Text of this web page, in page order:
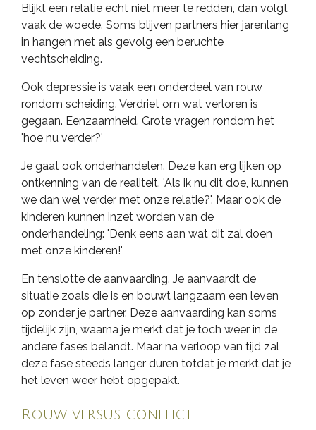
Blijkt een relatie echt niet meer te redden, dan volgt
vaak de woede. Soms blijven partners hier jarenlang
in hangen met als gevolg een beruchte
vechtscheiding.
Ook depressie is vaak een onderdeel van rouw
rondom scheiding. Verdriet om wat verloren is
gegaan. Eenzaamheid. Grote vragen rondom het
'hoe nu verder?'
Je gaat ook onderhandelen. Deze kan erg lijken op
ontkenning van de realiteit. 'Als ik nu dit doe, kunnen
we dan wel verder met onze relatie?'. Maar ook de
kinderen kunnen inzet worden van de
onderhandeling: 'Denk eens aan wat dit zal doen
met onze kinderen!'
En tenslotte de aanvaarding. Je aanvaardt de
situatie zoals die is en bouwt langzaam een leven
op zonder je partner. Deze aanvaarding kan soms
tijdelijk zijn, waarna je merkt dat je toch weer in de
andere fases belandt. Maar na verloop van tijd zal
deze fase steeds langer duren totdat je merkt dat je
het leven weer hebt opgepakt.
Rouw versus conflict